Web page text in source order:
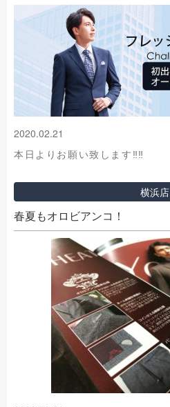
2020.02.21
本日よりお願い致します‼‼
横浜店
春夏もオロビアンコ！